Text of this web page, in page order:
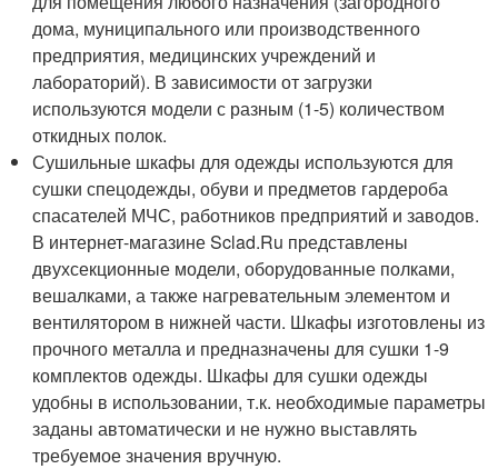
дома, муниципального или производственного
предприятия, медицинских учреждений и
лабораторий). В зависимости от загрузки
используются модели с разным (1-5) количеством
откидных полок.
Сушильные шкафы для одежды используются для
сушки спецодежды, обуви и предметов гардероба
спасателей МЧС, работников предприятий и заводов.
В интернет-магазине Sclad.Ru представлены
двухсекционные модели, оборудованные полками,
вешалками, а также нагревательным элементом и
вентилятором в нижней части. Шкафы изготовлены из
прочного металла и предназначены для сушки 1-9
комплектов одежды. Шкафы для сушки одежды
удобны в использовании, т.к. необходимые параметры
заданы автоматически и не нужно выставлять
требуемое значения вручную.